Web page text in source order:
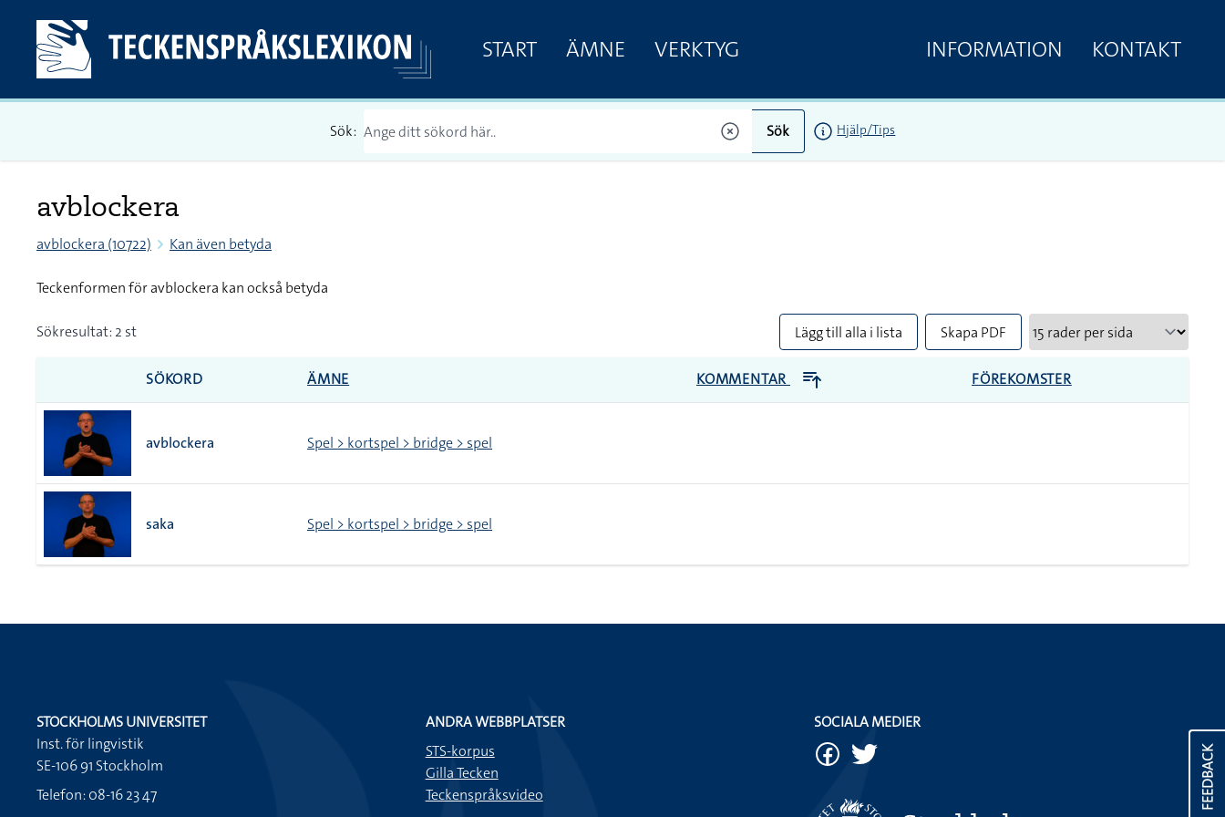
START ÄMNE VERKTYG INFORMATION KONTAKT
Sök: Sök Hjälp/Tips
avblockera
avblockera (10722) Kan även betyda
Teckenformen för avblockera kan också betyda
Sökresultat: 2 st Lägg till alla i lista Skapa PDF
SÖKORD ÄMNE KOMMENTAR FÖREKOMSTER
avblockera Spel > kortspel > bridge > spel
saka Spel > kortspel > bridge > spel
FEEDBACK
STOCKHOLMS UNIVERSITET
Inst. för lingvistik
SE-106 91 Stockholm
Telefon: 08-16 23 47
ANDRA WEBBPLATSER
STS-korpus
Gilla Tecken
Teckenspråksvideo
SOCIALA MEDIER